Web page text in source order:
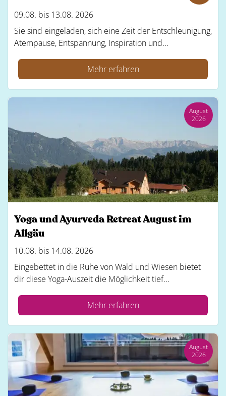
09.08. bis 13.08. 2026
Sie sind eingeladen, sich eine Zeit der Entschleunigung,
Atempause, Entspannung, Inspiration und...
Mehr erfahren
August
2026
Yoga und Ayurveda Retreat August im
Allgäu
10.08. bis 14.08. 2026
Eingebettet in die Ruhe von Wald und Wiesen bietet
dir diese Yoga-Auszeit die Möglichkeit tief...
Mehr erfahren
August
2026